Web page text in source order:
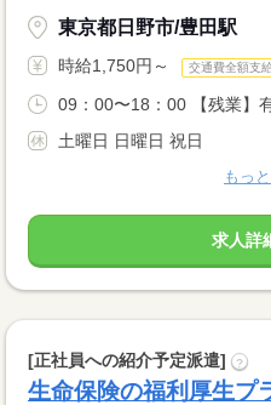
東京都日野市/豊田駅
時給1,750円～ 交通費全額支
09：00〜18：00 【残業】
土曜日 日曜日 祝日
もっ
求人詳
[正社員への紹介予定派遣] ?
生命保険の福利厚生プ